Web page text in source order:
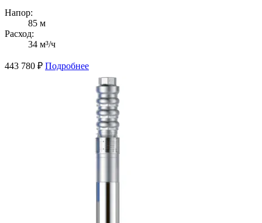
Напор:
85 м
Расход:
34 м³/ч
443 780 ₽ Подробнее